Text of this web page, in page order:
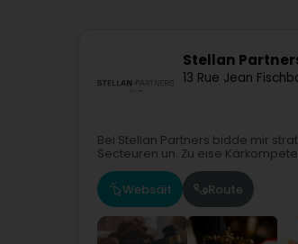
Stellan
13 Rue Jean
Bei Stellan Partners bidde mir
Secteuren un. Zu eise
Websäit Route